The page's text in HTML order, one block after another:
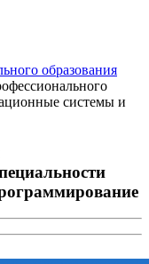
образования
системы и